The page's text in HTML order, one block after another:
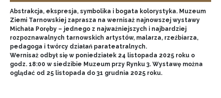
Abstrakcja, ekspresja, symbolika i bogata kolorystyka. Muzeum
Ziemi Tarnowskiej zaprasza na wernisaż najnowszej wystawy
Michała Poręby – jednego z najważniejszych i najbardziej
rozpoznawalnych tarnowskich artystów, malarza, rzeźbiarza,
pedagoga i twórcy działań parateatralnych.
Wernisaż odbył się w poniedziałek 24 listopada 2025 roku o
godz. 18:00 w siedzibie Muzeum przy Rynku 3. Wystawę można
oglądać od 25 listopada do 31 grudnia 2025 roku.